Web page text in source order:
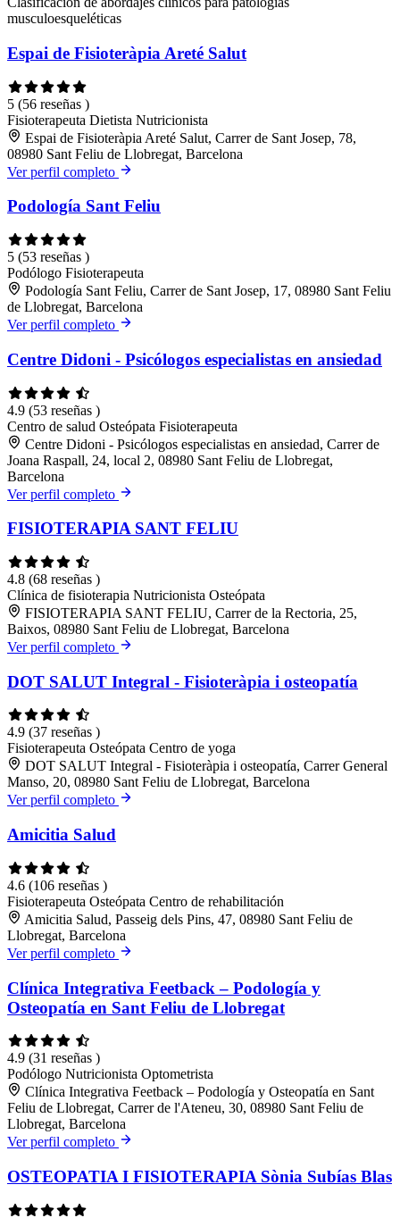
musculoesqueléticas
Espai de Fisioteràpia Areté Salut
5 (56 reseñas )
Fisioterapeuta Dietista Nutricionista
Espai de Fisioteràpia Areté Salut, Carrer de Sant Josep, 78,
08980 Sant Feliu de Llobregat, Barcelona
Ver perfil completo
Podología Sant Feliu
5 (53 reseñas )
Podólogo Fisioterapeuta
Podología Sant Feliu, Carrer de Sant Josep, 17, 08980 Sant Feliu
de Llobregat, Barcelona
Ver perfil completo
Centre Didoni - Psicólogos especialistas en ansiedad
4.9 (53 reseñas )
Centro de salud Osteópata Fisioterapeuta
Centre Didoni - Psicólogos especialistas en ansiedad, Carrer de
Joana Raspall, 24, local 2, 08980 Sant Feliu de Llobregat,
Barcelona
Ver perfil completo
FISIOTERAPIA SANT FELIU
4.8 (68 reseñas )
Clínica de fisioterapia Nutricionista Osteópata
FISIOTERAPIA SANT FELIU, Carrer de la Rectoria, 25,
Baixos, 08980 Sant Feliu de Llobregat, Barcelona
Ver perfil completo
DOT SALUT Integral - Fisioteràpia i osteopatía
4.9 (37 reseñas )
Fisioterapeuta Osteópata Centro de yoga
DOT SALUT Integral - Fisioteràpia i osteopatía, Carrer General
Manso, 20, 08980 Sant Feliu de Llobregat, Barcelona
Ver perfil completo
Amicitia Salud
4.6 (106 reseñas )
Fisioterapeuta Osteópata Centro de rehabilitación
Amicitia Salud, Passeig dels Pins, 47, 08980 Sant Feliu de
Llobregat, Barcelona
Ver perfil completo
Clínica Integrativa Feetback – Podología y
Osteopatía en Sant Feliu de Llobregat
4.9 (31 reseñas )
Podólogo Nutricionista Optometrista
Clínica Integrativa Feetback – Podología y Osteopatía en Sant
Feliu de Llobregat, Carrer de l'Ateneu, 30, 08980 Sant Feliu de
Llobregat, Barcelona
Ver perfil completo
OSTEOPATIA I FISIOTERAPIA Sònia Subías Blas